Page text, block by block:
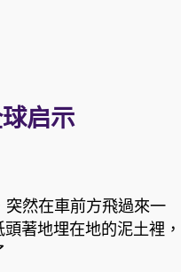
启示
突然在車前方飛過來一
著地埋在地的泥土裡，